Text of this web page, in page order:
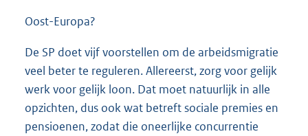
Oost-Europa?
De SP doet vijf voorstellen om de arbeidsmigratie
veel beter te reguleren. Allereerst, zorg voor gelijk
werk voor gelijk loon. Dat moet natuurlijk in alle
opzichten, dus ook wat betreft sociale premies en
pensioenen, zodat die oneerlijke concurrentie